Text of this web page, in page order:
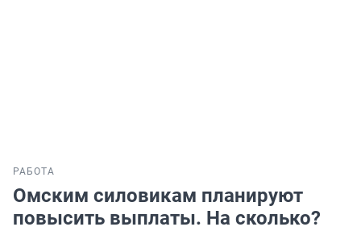
РАБОТА
Омским силовикам планируют
повысить выплаты. На сколько?